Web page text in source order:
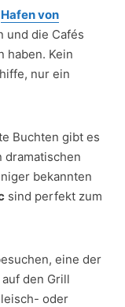
Hafen von
und die Cafés
haben. Kein
nur ein
Buchten gibt es
dramatischen
bekannten
sind perfekt zum
eine der
den Grill
oder